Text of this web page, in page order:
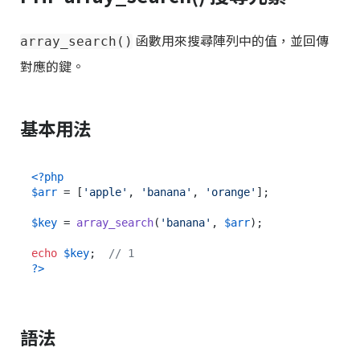
array_search() 函數用來搜尋陣列中的值，並回傳
對應的鍵。
基本用法
<?php
$arr = [ 'apple' , 'banana' , 'orange' ];
$key = array_search( 'banana' , $arr);
echo $key;
// 1
?>
語法